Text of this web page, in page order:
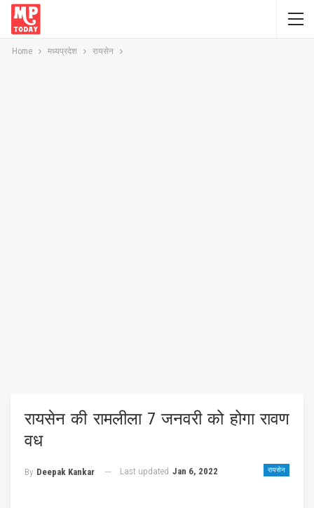
Home मध्यप्रदेश रायसेन
रायसेन की रामलीला 7 जनवरी को होगा रावण
वध
रायसेन
By Deepak Kankar Last updated Jan 6, 2022